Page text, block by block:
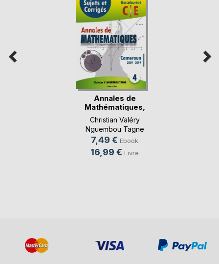
Annales de
Mathématiques,
Baccalau(...)
Christian Valéry
Nguembou Tagne
7,49 € Ebook
16,99 € Livre